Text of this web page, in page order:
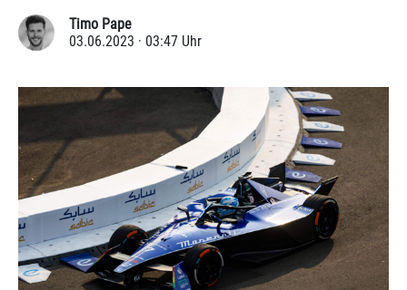
Timo Pape
03.06.2023 · 03:47 Uhr